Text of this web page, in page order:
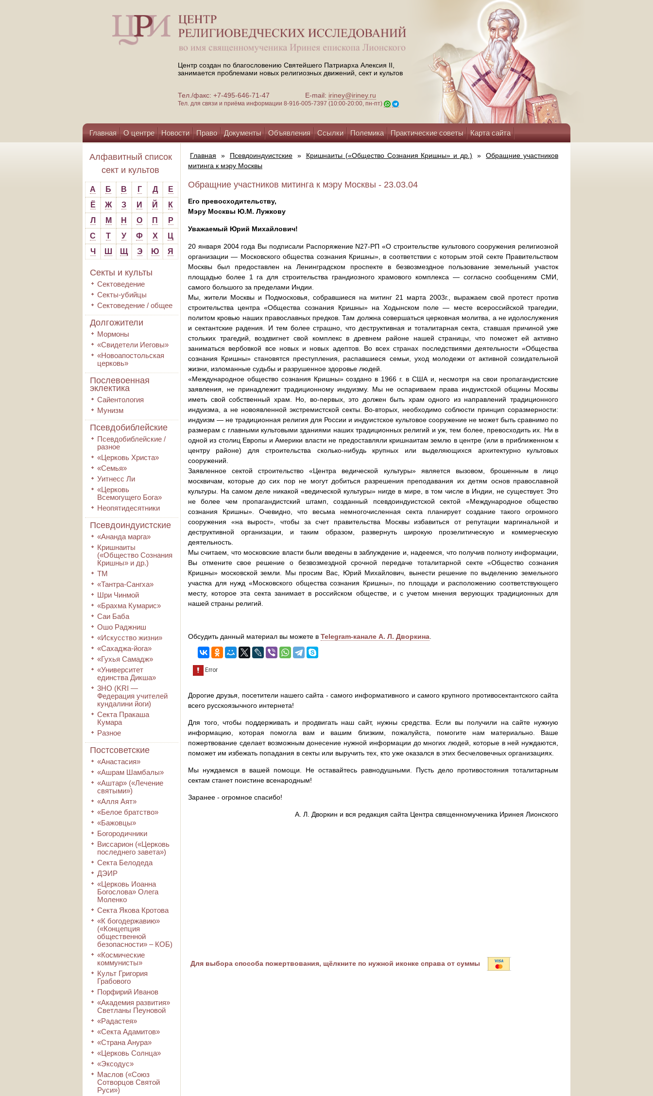
Центр создан по благословению Святейшего Патриарха Алексия II,
занимается проблемами новых религиозных движений, сект и культов
Тел./факс: +7-495-646-71-47 E-mail: iriney@iriney.ru
Тел. для связи и приёма информации 8-916-005-7397 (10:00-20:00, пн-пт)
Главная О центре Новости Право Документы Объявления Ссылки Полемика Практические советы Карта сайта
Помощь центру
Алфавитный список
сект и культов
А Б В Г Д
Е
Ё
Ж З И Й
К
Л
М Н О П
Р
С
Т У Ф Х
Ц
Ч
Ш Щ Э Ю Я
Секты и культы
Сектоведение
Секты-убийцы
Сектоведение / общее
Долгожители
Мормоны
«Свидетели Иеговы»
«Новоапостольская
церковь»
Послевоенная
эклектика
Сайентология
Мунизм
Псевдобиблейские
Псевдобиблейские /
разное
«Церковь Христа»
«Семья»
Уитнесс Ли
«Церковь
Всемогущего Бога»
Неопятидесятники
Псевдоиндуистские
«Ананда марга»
Кришнаиты
(«Общество Сознания
Кришны» и др.)
ТМ
«Тантра-Сангха»
Шри Чинмой
«Брахма Кумарис»
Саи Баба
Ошо Раджниш
«Искусство жизни»
«Сахаджа-йога»
«Гухья Самадж»
«Университет
единства Дикша»
3HO (KRI ―
Федерация учителей
кундалини йоги)
Секта Пракаша
Кумара
Разное
Постсоветские
«Анастасия»
«Ашрам Шамбалы»
«Аштар» («Лечение
святыми»)
«Алля Аят»
«Белое братство»
«Бажовцы»
Богородичники
Виссарион («Церковь
последнего завета»)
Секта Белодеда
ДЭИР
«Церковь Иоанна
Богослова» Олега
Моленко
Секта Якова Кротова
«К богодержавию»
(«Концепция
общественной
безопасности» – КОБ)
«Космические
коммунисты»
Культ Григория
Грабового
Порфирий Иванов
«Академия развития»
Светланы Пеуновой
«Радастея»
«Секта Адамитов»
«Страна Анура»
«Церковь Солнца»
«Эксодус»
Маслов («Союз
Сотворцов Святой
Руси»)
Главная » Псевдоиндуистские » Кришнаиты («Общество Сознания Кришны» и др.) »
Обращние участников
митинга к мэру Москвы
Обращние участников митинга к мэру Москвы - 23.03.04
Его превосходительству,
Мэру Москвы Ю.М. Лужкову
Уважаемый Юрий Михайлович!
20 января 2004 года Вы подписали Распоряжение N27-РП «О строительстве культового сооружения религиозной
организации — Московского общества сознания Кришны», в соответствии с которым этой секте Правительством
Москвы был предоставлен на Ленинградском проспекте в безвозмездное пользование земельный участок
площадью более 1 га для строительства грандиозного храмового комплекса — согласно сообщениям СМИ,
самого большого за пределами Индии.
Мы, жители Москвы и Подмосковья, собравшиеся на митинг 21 марта 2003г., выражаем свой протест против
строительства центра «Общества сознания Кришны» на Ходынском поле — месте всероссийской трагедии,
политом кровью наших православных предков. Там должна совершаться церковная молитва, а не идолослужения
и сектантские радения. И тем более страшно, что деструктивная и тоталитарная секта, ставшая причиной уже
стольких трагедий, воздвигнет свой комплекс в древнем районе нашей страницы, что поможет ей активно
заниматься вербовкой все новых и новых адептов. Во всех странах последствиями деятельности «Общества
сознания Кришны» становятся преступления, распавшиеся семьи, уход молодежи от активной созидательной
жизни, изломанные судьбы и разрушенное здоровье людей.
«Международное общество сознания Кришны» создано в 1966 г. в США и, несмотря на свои пропагандистские
заявления, не принадлежит традиционному индуизму. Мы не оспариваем права индуистской общины Москвы
иметь свой собственный храм. Но, во-первых, это должен быть храм одного из направлений традиционного
индуизма, а не новоявленной экстремистской секты. Во-вторых, необходимо соблюсти принцип соразмерности:
индуизм — не традиционная религия для России и индуистское культовое сооружение не может быть сравнимо по
размерам с главными культовыми зданиями наших традиционных религий и уж, тем более, превосходить их. Ни в
одной из столиц Европы и Америки власти не предоставляли кришнаитам землю в центре (или в приближенном к
центру районе) для строительства сколько-нибудь крупных или выделяющихся архитектурно культовых
сооружений.
Заявленное сектой строительство «Центра ведической культуры» является вызовом, брошенным в лицо
москвичам, которые до сих пор не могут добиться разрешения преподавания их детям основ православной
культуры. На самом деле никакой «ведической культуры» нигде в мире, в том числе в Индии, не существует. Это
не более чем пропагандистский штамп, созданный псевдоиндуистской сектой «Международное общество
сознания Кришны». Очевидно, что весьма немногочисленная секта планирует создание такого огромного
сооружения «на вырост», чтобы за счет правительства Москвы избавиться от репутации маргинальной и
деструктивной организации, и таким образом, развернуть широкую прозелитическую и коммерческую
деятельность.
Мы считаем, что московские власти были введены в заблуждение и, надеемся, что получив полноту информации,
Вы отмените свое решение о безвозмездной срочной передаче тоталитарной секте «Общество сознания
Кришны» московской земли. Мы просим Вас, Юрий Михайлович, вынести решение по выделению земельного
участка для нужд «Московского общества сознания Кришны», по площади и расположению соответствующего
месту, которое эта секта занимает в российском обществе, и с учетом мнения верующих традиционных для
нашей страны религий.
Обсудить данный материал вы можете в Telegram-канале А. Л. Дворкина
Дорогие друзья, посетители нашего сайта - самого информативного и самого крупного противосектантского сайта
всего русскоязычного интернета!
Для того, чтобы поддерживать и продвигать наш сайт, нужны средства. Если вы получили на сайте нужную
информацию, которая помогла вам и вашим близким, пожалуйста, помогите нам материально. Ваше
пожертвование сделает возможным донесение нужной информации до многих людей, которые в ней нуждаются,
поможет им избежать попадания в секты или выручить тех, кто уже оказался в этих бесчеловечных организациях.
Мы нуждаемся в вашей помощи. Не оставайтесь равнодушными. Пусть дело противостояния тоталитарным
сектам станет поистине всенародным!
Заранее - огромное спасибо!
А. Л. Дворкин и вся редакция сайта Центра священномученика Иринея Лионского
Для выбора способа пожертвования, щёлкните по нужной иконке справа от суммы